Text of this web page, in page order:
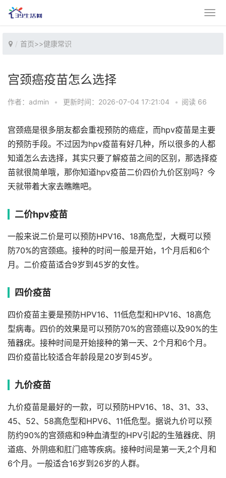
首页>>健康常识
宫颈癌疫苗怎么选择
作者：admin • 更新时间：2026-07-04 17:21:04 • 阅读 66
宫颈癌是很多朋友都会重视预防的癌症，而hpv疫苗是主要
的预防手段。不过因为hpv疫苗有好几种，所以很多的人都
知道怎么去选择，其实只要了解疫苗之间的区别，那选择疫
苗就很简单哦，那你知道hpv疫苗二价四价九价区别吗？今
天就带着大家去瞧瞧吧。
二价hpv疫苗
一般来说二价是可以预防HPV16、18高危型，大概可以预
防70%的宫颈癌。接种的时间一般是开始，1个月后和6个
月。二价疫苗适合9岁到45岁的女性。
四价疫苗
四价疫苗主要是预防HPV16、11低危型和HPV16、18高危
型病毒。四价的效果是可以预防70%的宫颈癌以及90%的生
殖器疣。接种时间是开始接种的第一天、2个月和6个月。
四价疫苗比较适合年龄段是20岁到45岁。
九价疫苗
九价疫苗是最好的一款，可以预防HPV16、18、31、33、
45、52、58高危型和HPV6、11低危型。据说九价可以预
防约90%的宫颈癌和9种血清型的HPV引起的生殖器疣、阴
道癌、外阴癌和肛门癌等疾病。接种时间是第一天,2个月和
6个月。一般适合16岁到26岁的人群。